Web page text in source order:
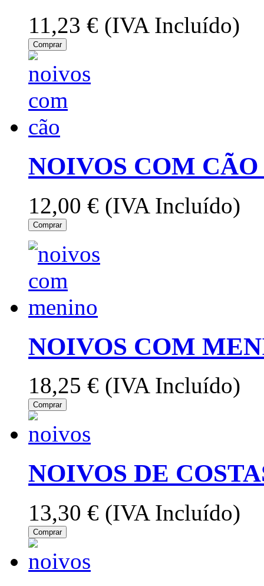
11,23 € (IVA Incluído)
Comprar
NOIVOS COM
12,00 € (IVA Incluído)
Comprar
NOIVOS COM
18,25 € (IVA Incluído)
Comprar
NOIVOS DE
13,30 € (IVA Incluído)
Comprar